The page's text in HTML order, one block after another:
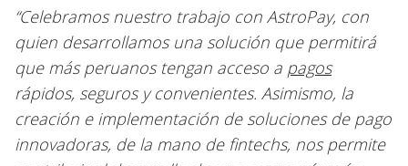
“Celebramos nuestro trabajo con AstroPay, con
quien desarrollamos una solución que permitirá
que más peruanos tengan acceso a pagos
rápidos, seguros y convenientes. Asimismo, la
creación e implementación de soluciones de pago
innovadoras, de la mano de fintechs, nos permite